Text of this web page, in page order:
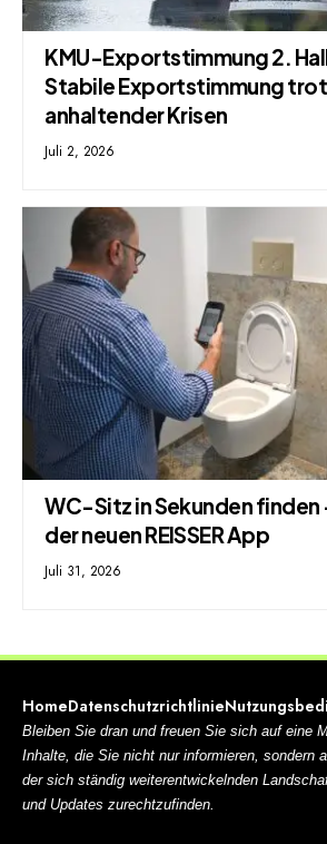
KMU-Exportstimmung 2.
Stabile Exportstimmung
anhaltender Krisen
Juli 2, 2026
WC-Sitz in Sekunden finden
der neuen REISSER App
Juli 31, 2026
HomeDatenschutzrichtlinie
Bleiben Sie dran und freuen Sie sich auf eine
Inhalte, die Sie nicht nur informieren, sondern
der sich ständig weiterentwickelnden
und Updates zurechtzufinden.